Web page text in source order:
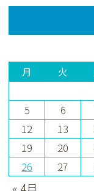
月 火
5
6
12
13
19
20
26
27